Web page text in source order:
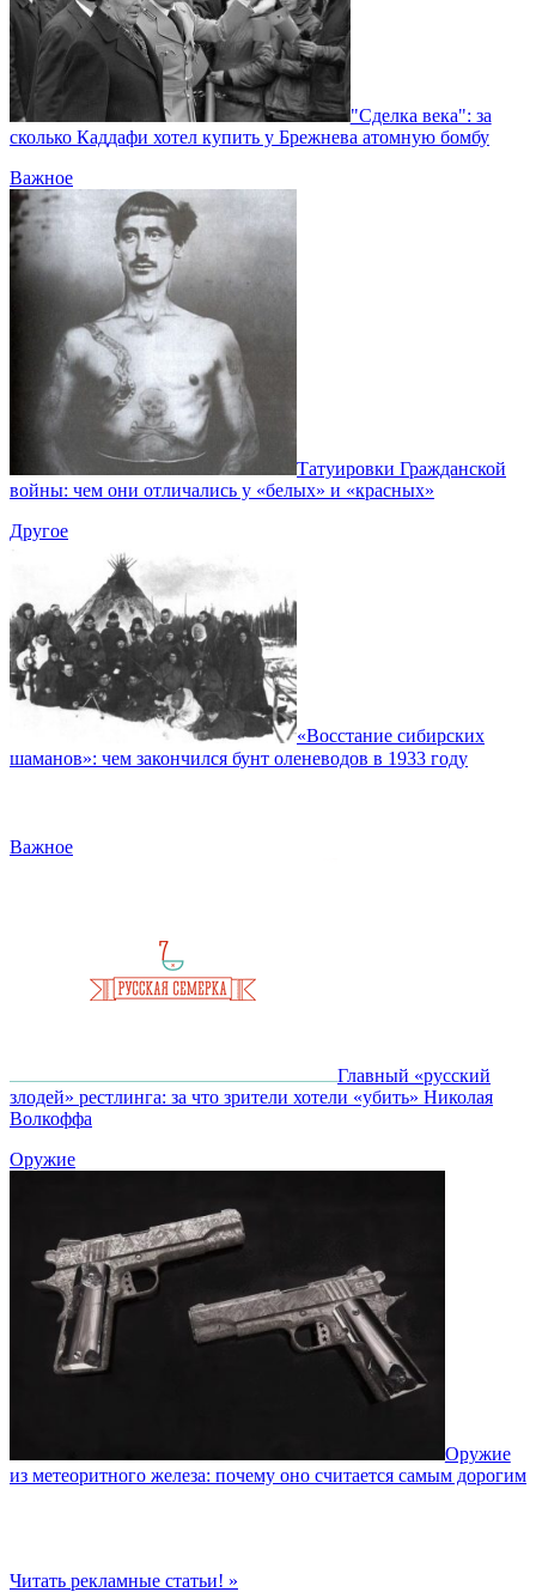
"Сделка века": за
сколько Каддафи хотел купить у Брежнева атомную бомбу
Важное
Татуировки Гражданской
войны: чем они отличались у «белых» и «красных»
Другое
«Восстание сибирских
шаманов»: чем закончился бунт оленеводов в 1933 году
Важное
Главный «русский
злодей» рестлинга: за что зрители хотели «убить» Николая
Волкоффа
Оружие
Оружие
из метеоритного железа: почему оно считается самым дорогим
Читать рекламные статьи! »